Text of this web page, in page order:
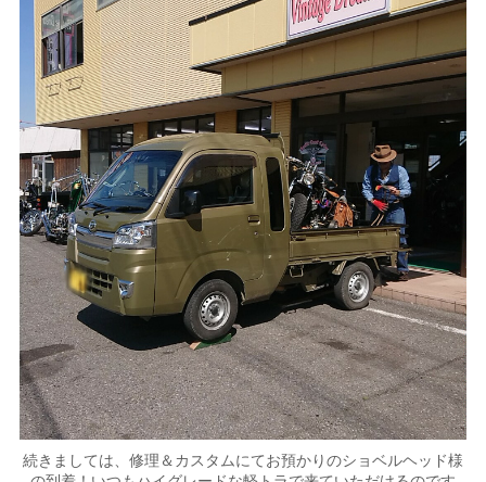
続きましては、修理＆カスタムにてお預かりのショベルヘッド様